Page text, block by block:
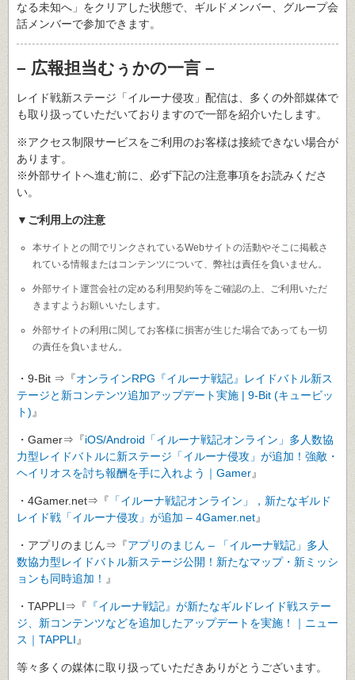
なる未知へ」をクリアした状態で、ギルドメンバー、グループ会
話メンバーで参加できます。
– 広報担当むぅかの一言 –
レイド戦新ステージ「イルーナ侵攻」配信は、多くの外部媒体で
も取り扱っていただいておりますので一部を紹介いたします。
※アクセス制限サービスをご利用のお客様は接続できない場合が
あります。
※外部サイトへ進む前に、必ず下記の注意事項をお読みくださ
い。
▼ご利用上の注意
本サイトとの間でリンクされているWebサイトの活動やそこに掲載さ
れている情報またはコンテンツについて、弊社は責任を負いません。
外部サイト運営会社の定める利用契約等をご確認の上、ご利用いただ
きますようお願いいたします。
外部サイトの利用に関してお客様に損害が生じた場合であっても一切
の責任を負いません。
・9-Bit ⇒『オンラインRPG『イルーナ戦記』レイドバトル新ス
テージと新コンテンツ追加アップデート実施 | 9-Bit (キュービッ
ト) 』
・Gamer⇒『iOS/Android「イルーナ戦記オンライン」多人数協
力型レイドバトルに新ステージ「イルーナ侵攻」が追加！強敵・
ヘイリオスを討ち報酬を手に入れよう｜Gamer』
・4Gamer.net⇒『 「イルーナ戦記オンライン」，新たなギルド
レイド戦「イルーナ侵攻」が追加 – 4Gamer.net』
・アプリのまじん⇒『アプリのまじん – 「イルーナ戦記」多人
数協力型レイドバトル新ステージ公開！新たなマップ・新ミッシ
ョンも同時追加！ 』
・TAPPLI⇒『 『イルーナ戦記』が新たなギルドレイド戦ステー
ジ、新コンテンツなどを追加したアップデートを実施！｜ニュー
ス｜TAPPLI 』
等々多くの媒体に取り扱っていただきありがとうございます。